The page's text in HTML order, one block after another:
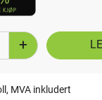
+
MVA inkludert